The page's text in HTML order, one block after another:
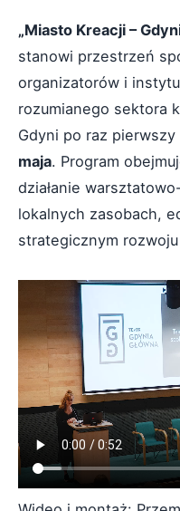
„Miasto Kreacji –
stanowi przestrzeń
organizatorów i
rozumianego sektora
Gdyni po raz
maja. Program
działanie
lokalnych zasobach,
strategicznym